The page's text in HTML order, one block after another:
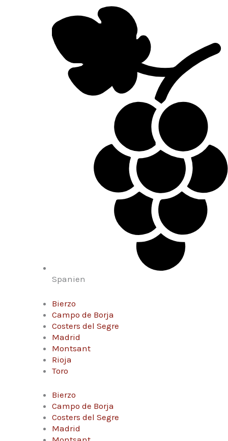
Spanien
Bierzo
Campo de Borja
Costers del Segre
Madrid
Montsant
Rioja
Toro
Bierzo
Campo de Borja
Costers del Segre
Madrid